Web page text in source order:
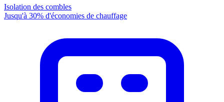
Isolation des combles
Jusqu'à 30% d'économies de chauffage